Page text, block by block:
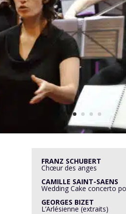
FRANZ SCHUBERT
Chœur des anges
CAMILLE SAINT-SAENS
Wedding Cake concerto
GEORGES BIZET
L’Arlésienne (extraits)